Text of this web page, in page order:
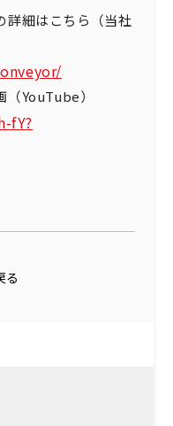
細はこちら（当社
YouTube）
fY?
る